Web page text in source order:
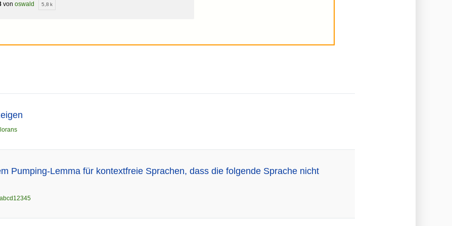
vonoswald 5,8 k
lorans
Pumping-Lemma für kontextfreie Sprachen, dass die folgende Sprache nicht
abcd12345